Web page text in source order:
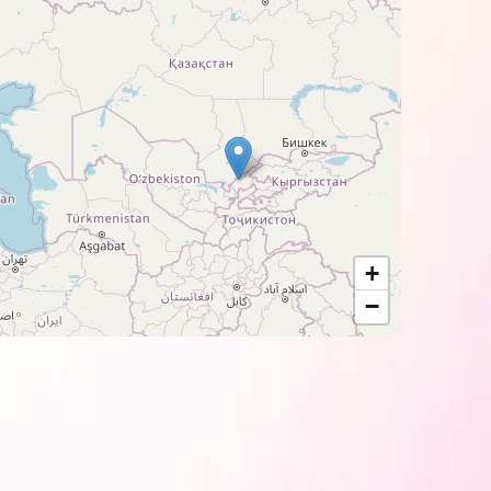
фотопаперу залежно від задач
+
−